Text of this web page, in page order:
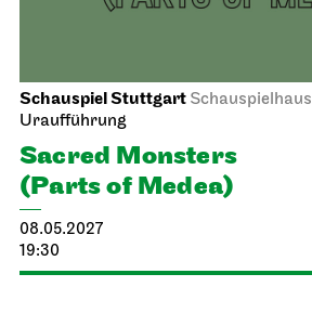
Schauspiel Stuttgart Schauspielhaus
Uraufführung
Sacred Monsters
(Parts of Medea)
08.05.2027
19:30